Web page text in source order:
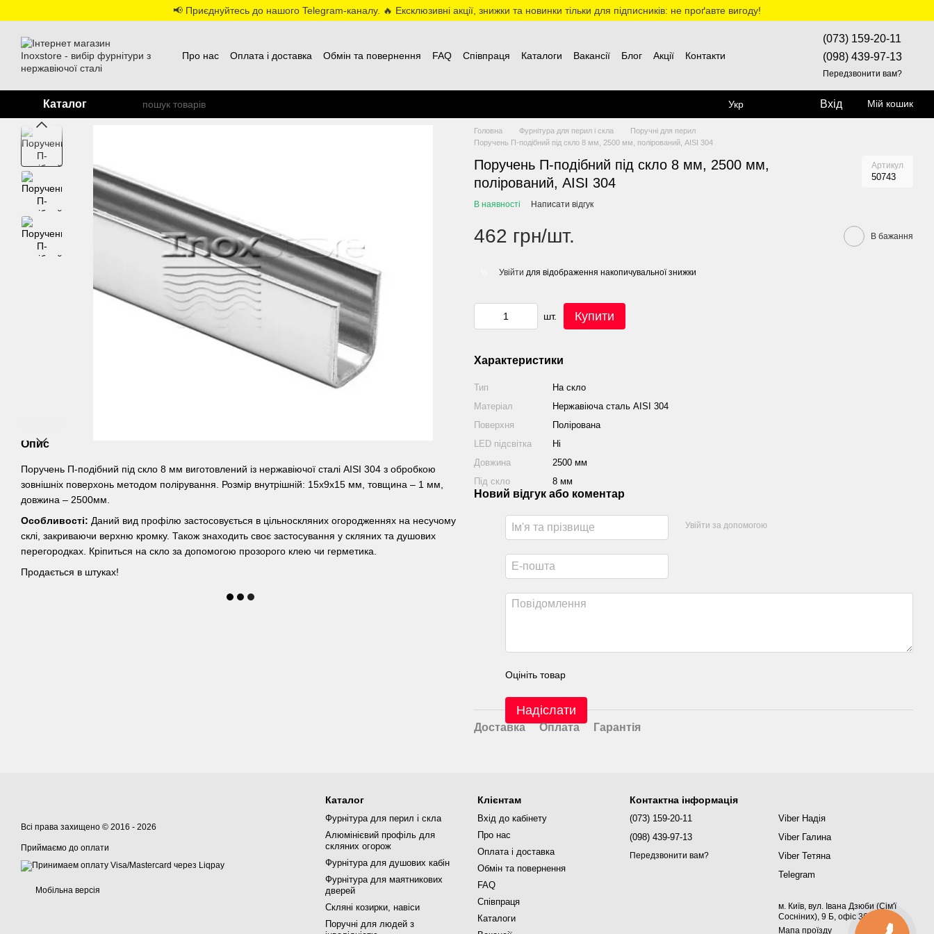
📢 Приєднуйтесь до нашого Telegram-каналу. 🔥 Ексклюзивні акції, знижки та новинки тільки для підписників: не проґавте вигоду!
Про нас Оплата і доставка Обмін та повернення FAQ Співпраця Каталоги Вакансії Блог Акції Контакти
(073) 159-20-11
(098) 439-97-13
Передзвонити вам?
Каталог Укр Вхід Мій кошик
Опис
Поручень П-подібний під скло 8 мм виготовлений із нержавіючої сталі AISI 304 з обробкою
зовнішніх поверхонь методом полірування. Розмір внутрішній: 15х9х15 мм, товщина – 1 мм,
довжина – 2500мм.
Особливості: Даний вид профілю застосовується в цільноскляних огородженнях на несучому
склі, закриваючи верхню кромку. Також знаходить своє застосування у скляних та душових
перегородках. Кріпиться на скло за допомогою прозорого клею чи герметика.
Продається в штуках!
Головна Фурнітура для перил і скла
Поручні для перил
Поручень П-подібний під скло 8 мм, 2500 мм, полірований, AISI 304
Поручень П-подібний під скло 8 мм, 2500 мм,
полірований, AISI 304
Артикул
50743
В наявності Написати відгук
462 грн/шт. В бажання
Увійти для відображення накопичувальної знижки
шт. Купити
Характеристики
Тип
На скло
Матеріал
Нержавіюча сталь AISI 304
Поверхня
Полірована
LED підсвітка
Ні
Довжина
2500 мм
Під скло
8 мм
Новий відгук або коментар
Увійти за допомогою
Оцініть товар
Надіслати
Доставка Оплата Гарантія
Всі права захищено © 2016 - 2026
Приймаємо до оплати
Мобільна версія
Каталог
Фурнітура для перил і скла
Алюмінієвий профіль для
скляних огорож
Фурнітура для душових кабін
Фурнітура для маятникових
дверей
Скляні козирки, навіси
Поручні для людей з
Клієнтам
Вхід до кабінету
Про нас
Оплата і доставка
Обмін та повернення
FAQ
Співпраця
Каталоги
Контактна інформація
(073) 159-20-11
(098) 439-97-13
Передзвонити вам?
Viber Надія
Viber Галина
Viber Тетяна
Telegram
м. Київ, вул. Івана Дзюби (Сім'ї
Сосніних), 9 Б, офіс 367
Мапа проїзду